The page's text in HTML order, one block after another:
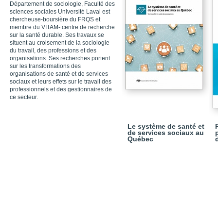
Département de sociologie, Faculté des
sciences sociales Université Laval est
chercheuse-boursière du FRQS et
membre du VITAM- centre de recherche
sur la santé durable. Ses travaux se
situent au croisement de la sociologie
du travail, des professions et des
organisations. Ses recherches portent
sur les transformations des
organisations de santé et de services
sociaux et leurs effets sur le travail des
professionnels et des gestionnaires de
ce secteur.
Le système de santé et
de services sociaux au
Québec